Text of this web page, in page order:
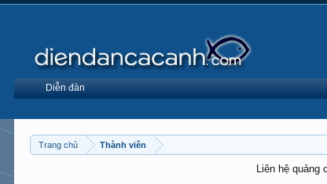
Trang chủ Thành viên
Liên hệ quảng
Diễn đàn